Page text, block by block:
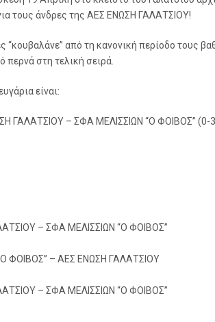
τους άνδρες της ΑΕΣ ΕΝΩΣΗ ΓΑΛΑΤΣΙΟΥ!
“κουβαλάνε” από τη κανονική περίοδο τους
περνά στη τελική σειρά.
είναι:
ΓΑΛΑΤΣΙΟΥ – ΣΦΑ ΜΕΛΙΣΣΙΩΝ “Ο ΦΟΙΒΟΣ” (0-3
– ΣΦΑ ΜΕΛΙΣΣΙΩΝ “Ο ΦΟΙΒΟΣ”
ΦΟΙΒΟΣ” – ΑΕΣ ΕΝΩΣΗ ΓΑΛΑΤΣΙΟΥ
– ΣΦΑ ΜΕΛΙΣΣΙΩN “Ο ΦΟΙΒΟΣ”